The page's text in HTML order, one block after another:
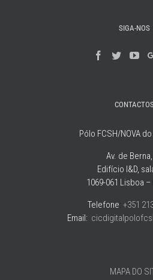
SIGA-NOS
Pólo FCSH/NOVA
Av. de
Edifício I&D,
1069-061 Lisboa
Telefone: +351
Email:
MAPA DO